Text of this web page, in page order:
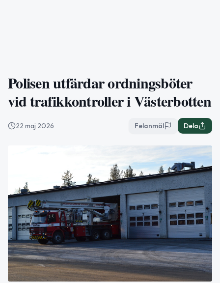
Polisen utfärdar ordningsböter
vid trafikkontroller i Västerbotten
22 maj 2026 Felanmäl Dela